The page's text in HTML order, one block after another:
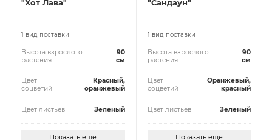
"Хот Лава"
1 вид поставки
Высота взрослого
растения
90
см
Цвет
соцветий
Красный,
оранжевый
Цвет листьев Зеленый
Показать еще
"Сандаун"
1 вид поставки
Высота взрослого
растения
90
см
Цвет
соцветий
Оранжевый,
красный
Цвет листьев Зеленый
Показать еще